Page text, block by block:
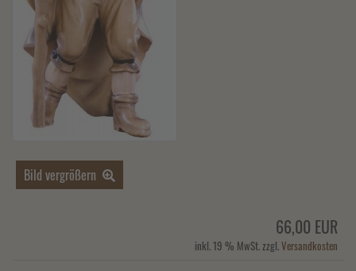
Bild vergrößern
66,00 EUR
inkl. 19 % MwSt. zzgl.Versandkosten